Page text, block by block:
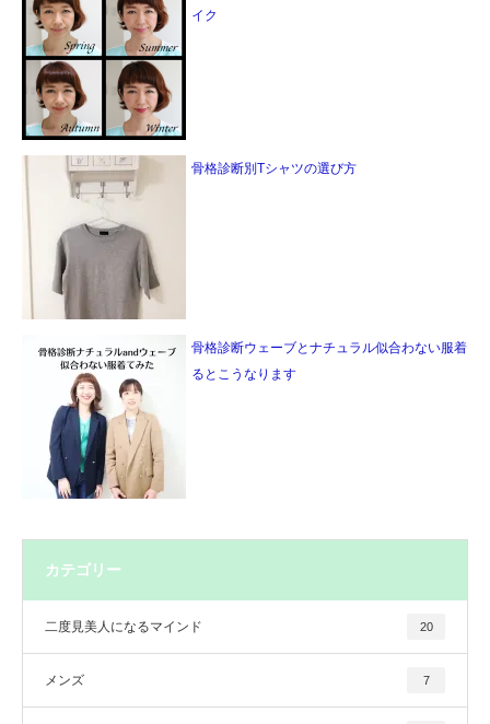
イク
骨格診断別Tシャツの選び方
骨格診断ウェーブとナチュラル似合わない服着
るとこうなります
カテゴリー
二度見美人になるマインド 20
メンズ 7